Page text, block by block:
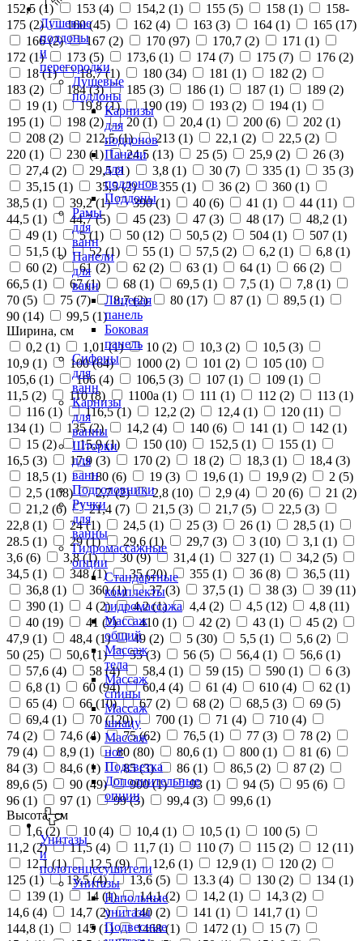
Душевые
поддоны
и
перегородки
Душевые
поддоны
Карнизы
для
поддонов
Панели
для
поддонов
Поддоны
Рамы
для
ванн
Панели
для
ванн
Лицевая
панель
Боковая
панель
Сифоны
для
ванн
Карнизы
для
ванны
Шторки
для
ванн
Подголовники
Ручки
для
ванны
Гидромассажные
опции
Стандартные
комплекты
гидромассажа
Массаж
общий
Массаж
тела
Массаж
спины
Массаж
шиацу
Массаж
ног
Подсветка
Дополнительные
опции
Унитазы
и
полотенцесушители
Унитазы
Напольные
унитазы
Подвесные
152,5 (1) 153 (4) 154,2 (1) 155 (5) 158 (1)
158-
175 (2) 160 (45) 162 (4) 163 (3) 164 (1) 165 (17)
166 (2) 167 (2) 170 (97) 170,7 (2) 171 (1)
172 (1) 173 (5) 173,6 (1) 174 (7) 175 (7) 176 (2)
18 (1) 18,7 (1) 180 (34) 181 (1) 182 (2)
183 (2) 184 (3) 185 (3) 186 (1) 187 (1) 189 (2)
19 (1) 19,8 (1) 190 (19) 193 (2) 194 (1)
195 (1) 198 (2) 20 (1) 20,4 (1) 200 (6) 202 (1)
208 (2) 212,5 (1) 213 (1) 22,1 (2) 22,5 (2)
220 (1) 230 (1) 24,5 (13) 25 (5) 25,9 (2) 26 (3)
27,4 (2) 29,5 (1) 3,8 (1) 30 (7) 335 (1) 35 (3)
35,15 (1) 35,5 (2) 355 (1) 36 (2) 360 (1)
38,5 (1) 39,2 (1) 390 (1) 40 (6) 41 (1) 44 (11)
44,5 (1) 44,7 (5) 45 (23) 47 (3) 48 (17) 48,2 (1)
49 (1) 5 (1) 50 (12) 50,5 (2) 504 (1) 507 (1)
51,5 (1) 52 (1) 55 (1) 57,5 (2) 6,2 (1) 6,8 (1)
60 (2) 61 (2) 62 (2) 63 (1) 64 (1) 66 (2)
66,5 (1) 67 (1) 68 (1) 69,5 (1) 7,5 (1) 7,8 (1)
70 (5) 75 (7) 8,7 (2) 80 (17) 87 (1) 89,5 (1)
90 (14) 99,5 (1)
Ширина, см
0,2 (1) 1,01 (1) 10 (2) 10,3 (2) 10,5 (3)
10,9 (1) 100 (64) 1000 (2) 101 (2) 105 (10)
105,6 (1) 106 (4) 106,5 (3) 107 (1) 109 (1)
11,5 (2) 110 (8) 1100а (1) 111 (1) 112 (2) 113 (1)
116 (1) 116,5 (1) 12,2 (2) 12,4 (1) 120 (11)
134 (1) 135 (2) 14,2 (4) 140 (6) 141 (1) 142 (1)
15 (2) 15,9 (1) 150 (10) 152,5 (1) 155 (1)
16,5 (3) 17,9 (3) 170 (2) 18 (2) 18,3 (1) 18,4 (3)
18,5 (1) 180 (6) 19 (3) 19,6 (1) 19,9 (2) 2 (5)
2,5 (108) 2,7 (2) 2,8 (10) 2,9 (4) 20 (6) 21 (2)
21,2 (6) 21,4 (7) 21,5 (3) 21,7 (5) 22,5 (3)
22,8 (1) 24 (1) 24,5 (1) 25 (3) 26 (1) 28,5 (1)
28.5 (1) 29 (1) 29,6 (1) 29,7 (3) 3 (10) 3,1 (1)
3,6 (6) 3,8 (1) 30 (9) 31,4 (1) 327 (1) 34,2 (5)
34,5 (1) 348 (1) 35 (20) 355 (1) 36 (8) 36,5 (11)
36,8 (1) 360 (1) 37 (3) 37,5 (1) 38 (3) 39 (11)
390 (1) 4 (2) 4,2 (1) 4,4 (2) 4,5 (12) 4,8 (11)
40 (19) 41 (2) 410 (1) 42 (2) 43 (1) 45 (2)
47,9 (1) 48,4 (1) 49 (2) 5 (30) 5,5 (1) 5,6 (2)
50 (25) 50,6 (1) 55 (3) 56 (5) 56,4 (1) 56,6 (1)
57,6 (4) 58 (4) 58,4 (1) 59 (15) 590 (1) 6 (3)
6,8 (1) 60 (94) 60,4 (4) 61 (4) 610 (4) 62 (1)
65 (4) 66 (10) 67 (2) 68 (2) 68,5 (3) 69 (5)
69,4 (1) 70 (120) 700 (1) 71 (4) 710 (4)
74 (2) 74,6 (4) 75 (62) 76,5 (1) 77 (3) 78 (2)
79 (4) 8,9 (1) 80 (80) 80,6 (1) 800 (1) 81 (6)
84 (3) 84,6 (1) 85 (3) 86 (1) 86,5 (2) 87 (2)
89,6 (5) 90 (49) 900 (1) 93 (1) 94 (5) 95 (6)
96 (1) 97 (1) 99 (3) 99,4 (3) 99,6 (1)
Высота, см
1,6 (2) 10 (4) 10,4 (1) 10,5 (1) 100 (5)
11,2 (2) 11,5 (4) 11,7 (1) 110 (7) 115 (2) 12 (11)
12,1 (1) 12,5 (9) 12,6 (1) 12,9 (1) 120 (2)
125 (1) 13,5 (4) 13,6 (5) 13.3 (4) 130 (2) 134 (1)
139 (1) 14 (1) 14,1 (2) 14,2 (1) 14,3 (2)
14,6 (4) 14,7 (2) 140 (2) 141 (1) 141,7 (1)
144,8 (1) 145 (1) 1468 (1) 1472 (1) 15 (7)